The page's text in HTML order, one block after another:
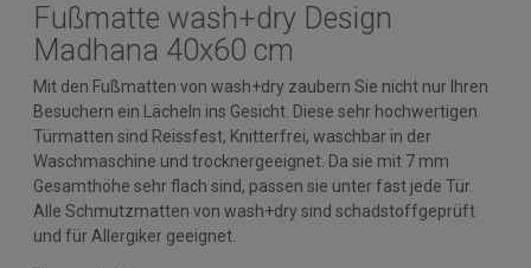
Fußmatte wash+dry Design
Madhana 40x60 cm
Mit den Fußmatten von wash+dry zaubern Sie nicht nur Ihren
Besuchern ein Lächeln ins Gesicht. Diese sehr hochwertigen
Türmatten sind Reissfest, Knitterfrei, waschbar in der
Waschmaschine und trocknergeeignet. Da sie mit 7 mm
Gesamthöhe sehr flach sind, passen sie unter fast jede Tür.
Alle Schmutzmatten von wash+dry sind schadstoffgeprüft
und für Allergiker geeignet.